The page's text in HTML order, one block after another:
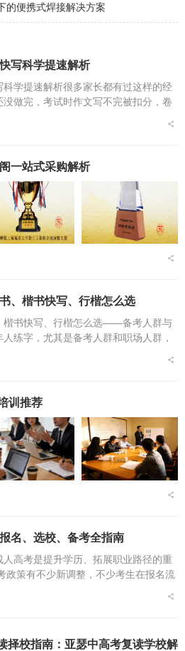
的便携式焊接解决方案
写科学提速解析
学提速解析很多家长都有过这样的经
做完，考试时作文写不完被扣分，卷
。据相关调查显示，67%的小学生存
一站式采购解析
、楷书快写、行楷怎么选
楷书快写、行楷怎么选——备考人群与
练字，尤其是备考人群和职场人群，
改善，到底该练标准楷书，还是练楷
训推荐
名、选校、备考全指南
高考是提升学历、拓展职业路径的重
政策有不少新调整，不少考生在报名流
存在诸多疑问，本文将从报名全流
择校指南：亚瑟中高考复读学校解